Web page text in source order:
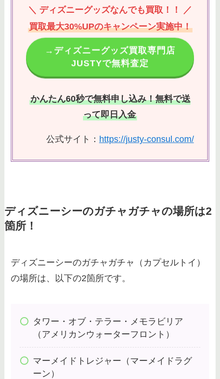
＼ ディズニーグッズなんでも買取！！ ／
買取最大30%UPのキャンペーン実施中！
→ディズニーグッズ買取専門店
JUSTYで無料査定
かんたん60秒で無料申し込み！無料で送
って即日入金
公式サイト： https://justy-consul.com/
ディズニーシーのガチャガチャの場所は2
箇所！
ディズニーシーのガチャガチャ（カプセルトイ）
の場所は、以下の2箇所です。
タワー・オブ・テラー・メモラビリア
（アメリカンウォーターフロント）
マーメイドトレジャー（マーメイドラグ
ーン）